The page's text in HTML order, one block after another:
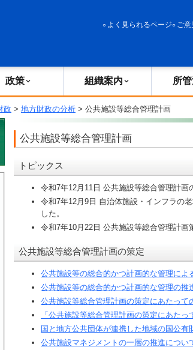
よく見られるページ ご意
政策 組織案内 所
政 > 地方財政の分析 > 公共施設等総合管理計画
公共施設等総合管理計画
トピックス
令和7年12月11日 公共施設等総合管理計画
令和7年12月9日 自治体施設・インフラの
した。
令和7年10月22日 公共施設等総合管理計画
公共施設等総合管理計画の策定
公共施設等の総合的かつ計画的な管理によ
公共施設等の総合的かつ計画的な管理の推
公共施設等総合管理計画の策定にあたって
「公共施設等総合管理計画の策定にあたっ
国と地方公共団体が連携した地域の国公有
公共施設マネジメントの一層の推進につい